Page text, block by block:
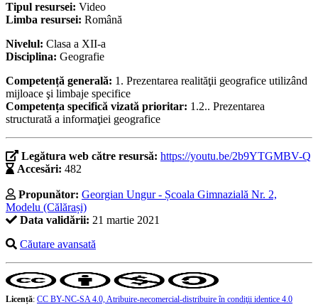
Tipul resursei: Video
Limba resursei: Română
Nivelul: Clasa a XII-a
Disciplina: Geografie
Competență generală: 1. Prezentarea realităţii geografice utilizând
mijloace şi limbaje specifice
Competența specifică vizată prioritar: 1.2.. Prezentarea
structurată a informaţiei geografice
Legătura web către resursă: https://youtu.be/2b9YTGMBV-Q
Accesări: 482
Propunător: Georgian Ungur - Școala Gimnazială Nr. 2,
Modelu (Călărași)
Data validării: 21 martie 2021
Căutare avansată
Licență: CC BY-NC-SA 4.0, Atribuire-necomercial-distribuire în condiţii identice 4.0